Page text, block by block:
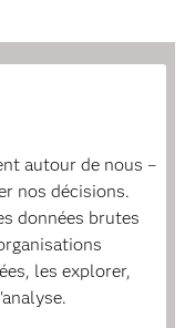
autour de nous –
nos décisions.
données brutes
les explorer,